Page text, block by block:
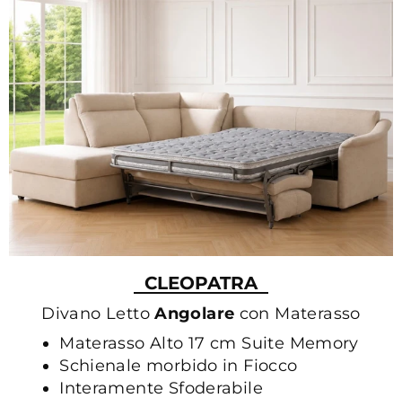
CLEOPATRA
Divano LettoAngolare con Materasso
Materasso Alto 17 cm Suite Memory
Schienale morbido in Fiocco
Interamente Sfoderabile